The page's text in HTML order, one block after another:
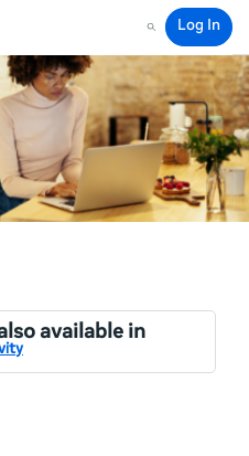
Search
Log In
available in